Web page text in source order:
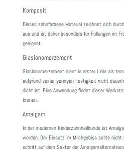
Komposit
Dieses zahn­far­bene Mate­rial zeichnet sich
aus und ist daher beson­ders für Füllungen im
geeignet.
Glasionomerzement
Glasi­o­no­m­e­rze­ment dient in erster Linie als
aufgrund seiner geringen Festig­keit nicht
dicht ist. Eine Anwen­dung findet dieser
kronen.
Amalgam
In der modernen Kinder­zahn­heil­kunde ist
worden. Der Einsatz im Milch­ge­biss sollte
schritt auf dem Sektor der